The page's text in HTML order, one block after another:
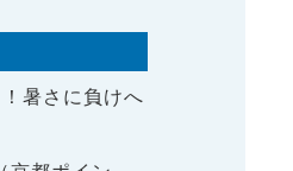
暑さに負けへ